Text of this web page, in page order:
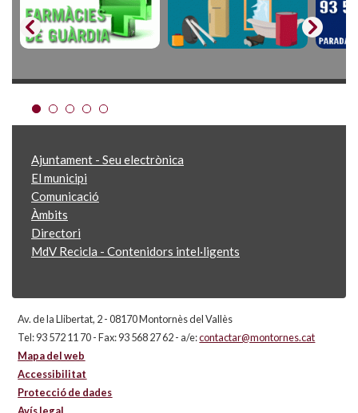
Ajuntament - Seu electrònica
El municipi
Comunicació
Àmbits
Directori
MdV Recicla - Contenidors intel·ligents
Av. de la Llibertat, 2 - 08170 Montornès del Vallès
Tel: 93 572 11 70 - Fax: 93 568 27 62 - a/e:contactar@montornes.cat
Mapa del web
Accessibilitat
Protecció de dades